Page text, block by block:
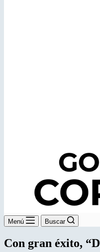
Menú Buscar
Con gran éxito,